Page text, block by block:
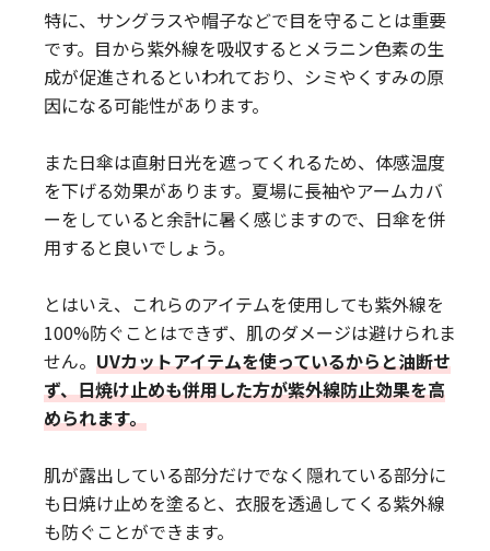
特に、サングラスや帽子などで目を守ることは重要
です。目から紫外線を吸収するとメラニン色素の生
成が促進されるといわれており、シミやくすみの原
因になる可能性があります。
また日傘は直射日光を遮ってくれるため、体感温度
を下げる効果があります。夏場に長袖やアームカバ
ーをしていると余計に暑く感じますので、日傘を併
用すると良いでしょう。
とはいえ、これらのアイテムを使用しても紫外線を
100%防ぐことはできず、肌のダメージは避けられま
せん。 UVカットアイテムを使っているからと油断せ
ず、日焼け止めも併用した方が紫外線防止効果を高
められます。
肌が露出している部分だけでなく隠れている部分に
も日焼け止めを塗ると、衣服を透過してくる紫外線
も防ぐことができます。